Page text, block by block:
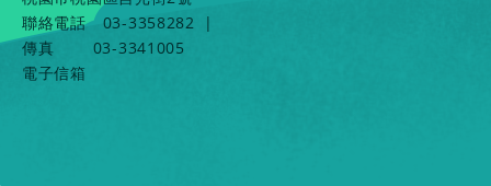
聯絡電話
03-3358282
|
傳真
03-3341005
電子信箱